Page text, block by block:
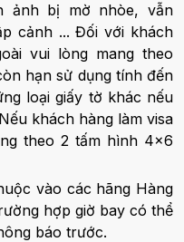
ảnh bị mờ nhòe, vẫn
cảnh ... Đối với khách
vui lòng mang theo
hạn sử dụng tính đến
loại giấy tờ khác nếu
khách hàng làm visa
theo 2 tấm hình 4x6
vào các hãng Hàng
hợp giờ bay có thể
báo trước.